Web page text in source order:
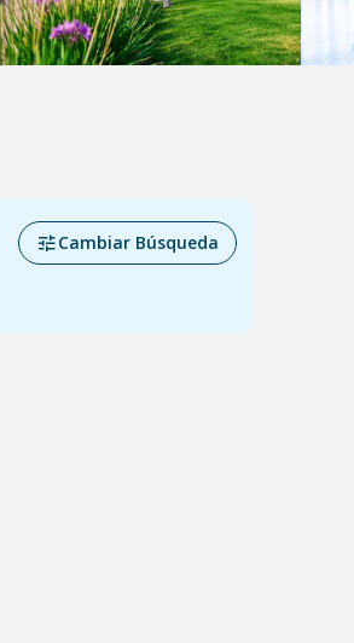
Cambiar Búsqueda